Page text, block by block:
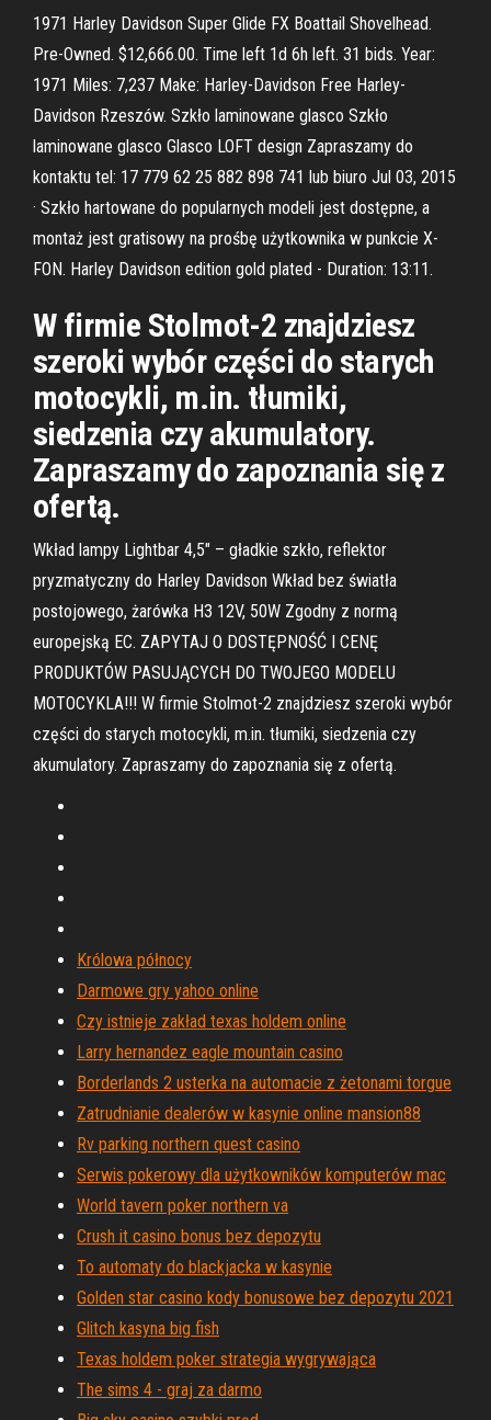
1971 Harley Davidson Super Glide FX Boattail Shovelhead.
Pre-Owned. $12,666.00. Time left 1d 6h left. 31 bids. Year:
1971 Miles: 7,237 Make: Harley-Davidson Free Harley-
Davidson Rzeszów. Szkło laminowane glasco Szkło
laminowane glasco Glasco LOFT design Zapraszamy do
kontaktu tel: 17 779 62 25 882 898 741 lub biuro Jul 03, 2015
· Szkło hartowane do popularnych modeli jest dostępne, a
montaż jest gratisowy na prośbę użytkownika w punkcie X-
FON. Harley Davidson edition gold plated - Duration: 13:11.
W firmie Stolmot-2 znajdziesz
szeroki wybór części do starych
motocykli, m.in. tłumiki,
siedzenia czy akumulatory.
Zapraszamy do zapoznania się z
ofertą.
Wkład lampy Lightbar 4,5″ – gładkie szkło, reflektor
pryzmatyczny do Harley Davidson Wkład bez światła
postojowego, żarówka H3 12V, 50W Zgodny z normą
europejską EC. ZAPYTAJ O DOSTĘPNOŚĆ I CENĘ
PRODUKTÓW PASUJĄCYCH DO TWOJEGO MODELU
MOTOCYKLA!!! W firmie Stolmot-2 znajdziesz szeroki wybór
części do starych motocykli, m.in. tłumiki, siedzenia czy
akumulatory. Zapraszamy do zapoznania się z ofertą.
Królowa północy
Darmowe gry yahoo online
Czy istnieje zakład texas holdem online
Larry hernandez eagle mountain casino
Borderlands 2 usterka na automacie z żetonami torgue
Zatrudnianie dealerów w kasynie online mansion88
Rv parking northern quest casino
Serwis pokerowy dla użytkowników komputerów mac
World tavern poker northern va
Crush it casino bonus bez depozytu
To automaty do blackjacka w kasynie
Golden star casino kody bonusowe bez depozytu 2021
Glitch kasyna big fish
Texas holdem poker strategia wygrywająca
The sims 4 - graj za darmo